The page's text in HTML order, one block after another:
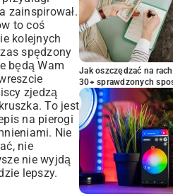
zainspirował.
to coś
kolejnych
spędzony
będą Wam
zjedzą
To jest
na pierogi
Nie
nie
nie wyjdą
lepszy.
Jak oszczędzać na
30+ sprawdzonych